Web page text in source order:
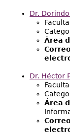
Dr.
Área
Correo
Dr. Héctor
Área
Correo